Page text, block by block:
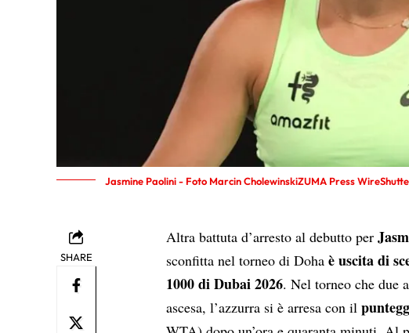
Jasmine Paolini - Foto Marcin CholewinskiZUMA Press
SHARE
Altra battuta d’arresto al debutto per
sconfitta nel torneo di Dohaè uscita di
1000 di Dubai 2026. Nel torneo che due
ascesa, l’azzurra si è arresa con il